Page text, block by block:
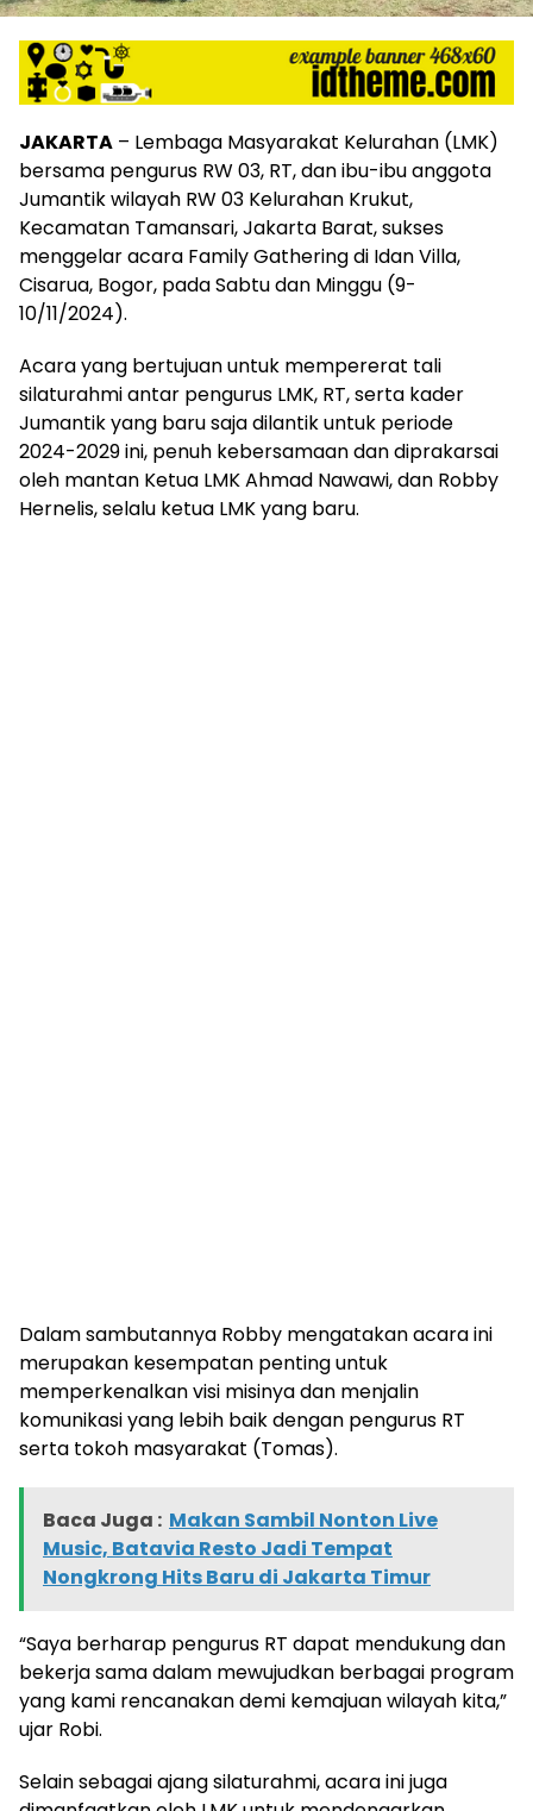
JAKARTA – Lembaga Masyarakat Kelurahan (LMK)
bersama pengurus RW 03, RT, dan ibu-ibu anggota
Jumantik wilayah RW 03 Kelurahan Krukut,
Kecamatan Tamansari, Jakarta Barat, sukses
menggelar acara Family Gathering di Idan Villa,
Cisarua, Bogor, pada Sabtu dan Minggu (9-
10/11/2024).
Acara yang bertujuan untuk mempererat tali
silaturahmi antar pengurus LMK, RT, serta kader
Jumantik yang baru saja dilantik untuk periode
2024-2029 ini, penuh kebersamaan dan diprakarsai
oleh mantan Ketua LMK Ahmad Nawawi, dan Robby
Hernelis, selalu ketua LMK yang baru.
Dalam sambutannya Robby mengatakan acara ini
merupakan kesempatan penting untuk
memperkenalkan visi misinya dan menjalin
komunikasi yang lebih baik dengan pengurus RT
serta tokoh masyarakat (Tomas).
Baca Juga : Makan Sambil Nonton Live
Music, Batavia Resto Jadi Tempat
Nongkrong Hits Baru di Jakarta Timur
“Saya berharap pengurus RT dapat mendukung dan
bekerja sama dalam mewujudkan berbagai program
yang kami rencanakan demi kemajuan wilayah kita,”
ujar Robi.
Selain sebagai ajang silaturahmi, acara ini juga